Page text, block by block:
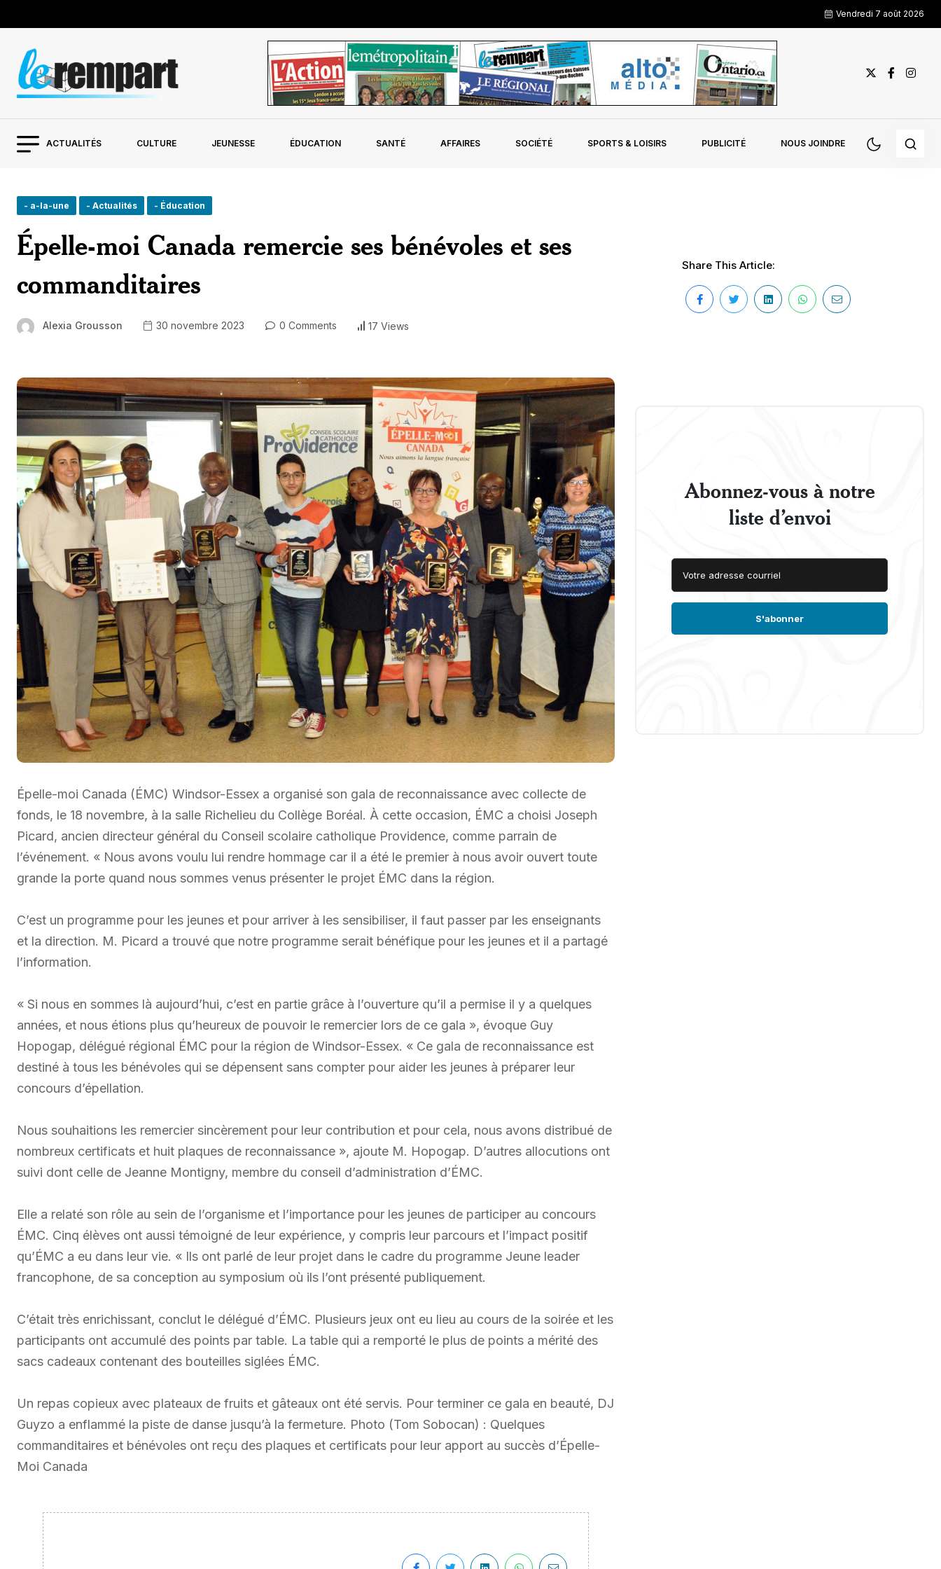
Vendredi 7 août 2026
ACTUALITÉS CULTURE JEUNESSE ÉDUCATION SANTÉ AFFAIRES SOCIÉTÉ SPORTS & LOISIRS PUBLICITÉ NOUS JOINDRE
- a-la-une - Actualités - Éducation
Épelle-moi Canada remercie ses bénévoles et ses
commanditaires
Alexia Grousson 30 novembre 2023 0 Comments 17 Views
Share This Article:
Épelle-moi Canada (ÉMC) Windsor-Essex a organisé son gala de reconnaissance avec collecte de
fonds, le 18 novembre, à la salle Richelieu du Collège Boréal. À cette occasion, ÉMC a choisi Joseph
Picard, ancien directeur général du Conseil scolaire catholique Providence, comme parrain de
l’événement. « Nous avons voulu lui rendre hommage car il a été le premier à nous avoir ouvert toute
grande la porte quand nous sommes venus présenter le projet ÉMC dans la région.
C’est un programme pour les jeunes et pour arriver à les sensibiliser, il faut passer par les enseignants
et la direction. M. Picard a trouvé que notre programme serait bénéfique pour les jeunes et il a partagé
l’information.
« Si nous en sommes là aujourd’hui, c’est en partie grâce à l’ouverture qu’il a permise il y a quelques
années, et nous étions plus qu’heureux de pouvoir le remercier lors de ce gala », évoque Guy
Hopogap, délégué régional ÉMC pour la région de Windsor-Essex. « Ce gala de reconnaissance est
destiné à tous les bénévoles qui se dépensent sans compter pour aider les jeunes à préparer leur
concours d’épellation.
Nous souhaitions les remercier sincèrement pour leur contribution et pour cela, nous avons distribué de
nombreux certificats et huit plaques de reconnaissance », ajoute M. Hopogap. D’autres allocutions ont
suivi dont celle de Jeanne Montigny, membre du conseil d’administration d’ÉMC.
Elle a relaté son rôle au sein de l’organisme et l’importance pour les jeunes de participer au concours
ÉMC. Cinq élèves ont aussi témoigné de leur expérience, y compris leur parcours et l’impact positif
qu’ÉMC a eu dans leur vie. « Ils ont parlé de leur projet dans le cadre du programme Jeune leader
francophone, de sa conception au symposium où ils l’ont présenté publiquement.
C’était très enrichissant, conclut le délégué d’ÉMC. Plusieurs jeux ont eu lieu au cours de la soirée et les
participants ont accumulé des points par table. La table qui a remporté le plus de points a mérité des
sacs cadeaux contenant des bouteilles siglées ÉMC.
Un repas copieux avec plateaux de fruits et gâteaux ont été servis. Pour terminer ce gala en beauté, DJ
Guyzo a enflammé la piste de danse jusqu’à la fermeture. Photo (Tom Sobocan) : Quelques
commanditaires et bénévoles ont reçu des plaques et certificats pour leur apport au succès d’Épelle-
Moi Canada
Abonnez-vous à notre
liste d’envoi